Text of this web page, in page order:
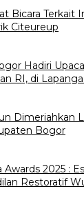
Bicara Terkait
Citeureup
Hadiri
RI, di
Dimeriahkan
Bogor
Awards 2025 :
Restoratif